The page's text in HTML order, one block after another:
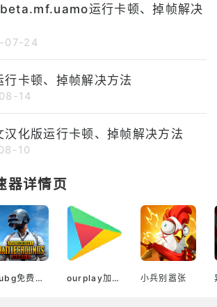
运行卡顿、掉帧解决
07-24
行卡顿、掉帧解决方法
14
汉化版运行卡顿、掉帧解决方法
10
器详情页
pubg免费加速器 ourplay加速器官网 小兵别嚣张